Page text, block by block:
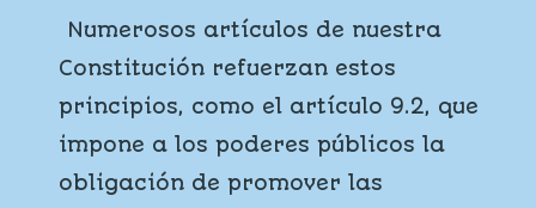
Numerosos artículos de nuestra
Constitución refuerzan estos
principios, como el artículo 9.2, que
impone a los poderes públicos la
obligación de promover las